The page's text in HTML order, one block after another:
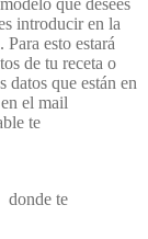
introducir en la
esto estará
de tu receta o
que están en
el mail
te
donde te